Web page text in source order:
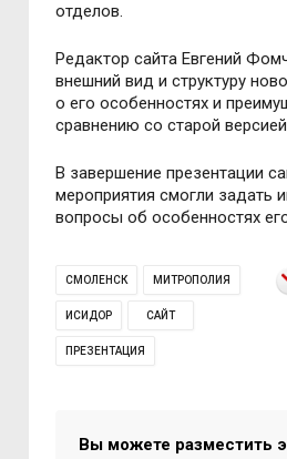
отделов.
Редактор сайта Евгений
внешний вид и структуру
о его особенностях и
сравнению со старой
В завершение презентации
мероприятия смогли задать
вопросы об особенностях
СМОЛЕНСК МИТРОПОЛИЯ
ИСИДОР САЙТ
ПРЕЗЕНТАЦИЯ
Вы можете разместить